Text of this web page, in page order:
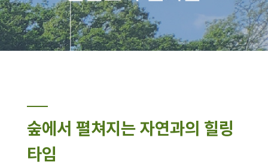
숲에서 펼쳐지는 자연과의 힐링
타임